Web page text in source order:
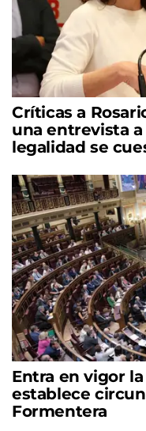
Críticas a
una entrevista
legalidad se
Entra en vigor
establece
Formentera